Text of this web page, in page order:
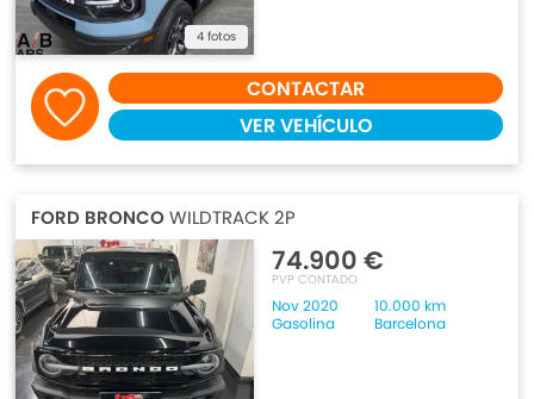
4 fotos
CONTACTAR
VER VEHÍCULO
FORD BRONCOWILDTRACK 2P
74.900 €
PVP CONTADO
Nov 2020
10.000 km
Gasolina
Barcelona